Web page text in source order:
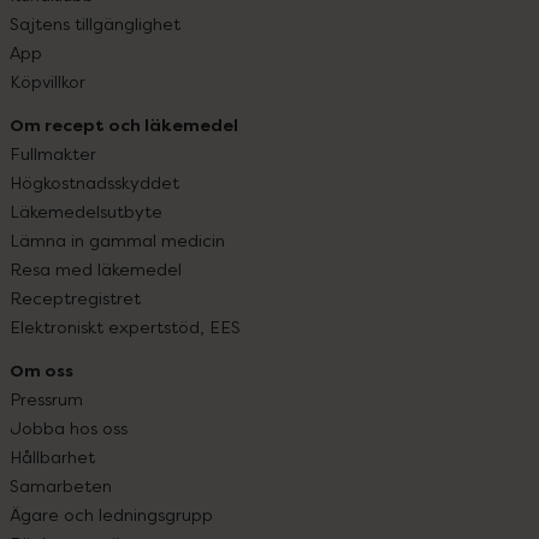
Sajtens tillgänglighet
App
Köpvillkor
Om recept och läkemedel
Fullmakter
Högkostnadsskyddet
Läkemedelsutbyte
Lämna in gammal medicin
Resa med läkemedel
Receptregistret
Elektroniskt expertstöd, EES
Om oss
Pressrum
Jobba hos oss
Hållbarhet
Samarbeten
Ägare och ledningsgrupp